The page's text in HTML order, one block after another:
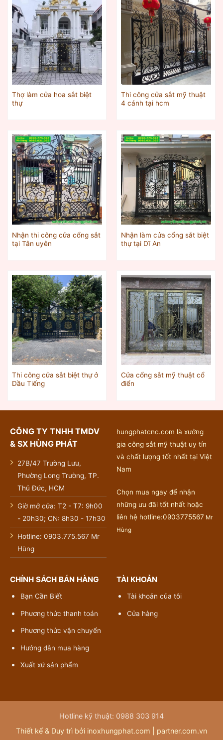
Thợ làm cửa hoa sắt biệt
thự
Thi công cửa sắt mỹ thuật
4 cánh tại hcm
Nhận thi công cửa cổng sắt
tại Tân uyên
Nhận làm cửa cổng sắt biệt
thự tại Dĩ An
Thi công cửa sắt biệt thự ở
Dầu Tiếng
Cửa cổng sắt mỹ thuật cổ
điển
CÔNG TY TNHH TMDV
& SX HÙNG PHÁT
27B/47 Trường Lưu,
Phường Long Trường, TP.
Thủ Đức, HCM
Giờ mở cửa: T2 - T7: 9h00
- 20h30; CN: 8h30 - 17h30
Hotline: 0903.775.567 Mr
Hùng
hungphatcnc.com là xưởng
gia công sắt mỹ thuật uy tín
và chất lượng tốt nhất tại Việt
Nam
Chọn mua ngay để nhận
những ưu đãi tốt nhất hoặc
liên hệ hotline:0903775567 Mr
Hùng
CHÍNH SÁCH BÁN HÀNG
Bạn Cần Biết
Phương thức thanh toán
Phương thức vận chuyển
Hướng dẫn mua hàng
Xuất xứ sản phẩm
TÀI KHOẢN
Tài khoản của tôi
Cửa hàng
Hotline kỹ thuật: 0988 303 914
Thiết kế & Duy trì bởi inoxhungphat.com | partner.com.vn